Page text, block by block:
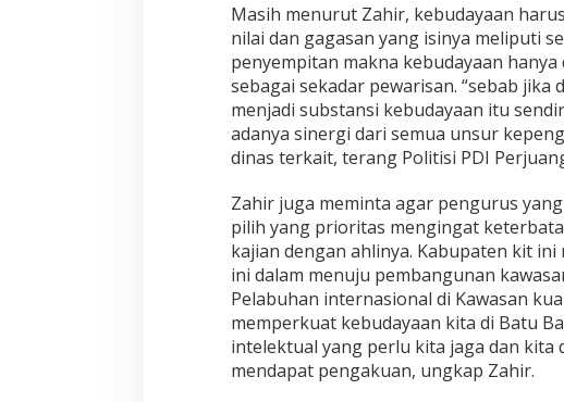
e
m
b
a
w
a
M
a
a
a
t
Masih menurut Zahir, kebudayaan
nilai dan gagasan yang isinya meliputi
penyempitan makna kebudayaan
sebagai sekadar pewarisan. “sebab
menjadi substansi kebudayaan itu
adanya sinergi dari semua unsur
dinas terkait, terang Politisi PDI
Zahir juga meminta agar pengurus
pilih yang prioritas mengingat
kajian dengan ahlinya. Kabupaten kit
ini dalam menuju pembangunan
Pelabuhan internasional di Kawasan
memperkuat kebudayaan kita di Batu
intelektual yang perlu kita jaga dan kita
mendapat pengakuan, ungkap Zahir.